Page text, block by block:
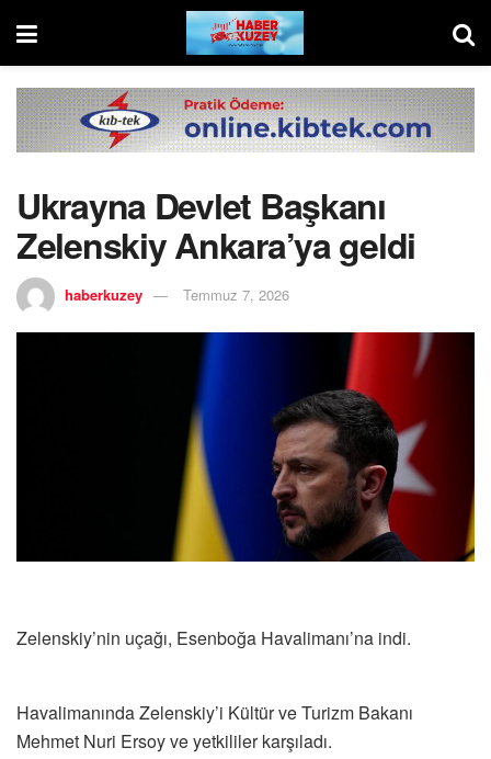
Ukrayna Devlet Başkanı
Zelenskiy Ankara’ya geldi
haberkuzey Temmuz 7, 2026
Zelenskiy’nin uçağı, Esenboğa Havalimanı’na indi.
Havalimanında Zelenskiy’i Kültür ve Turizm Bakanı
Mehmet Nuri Ersoy ve yetkililer karşıladı.